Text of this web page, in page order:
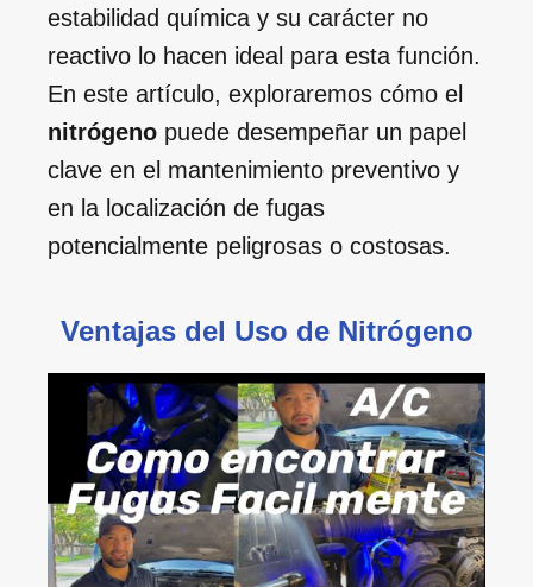
estabilidad química y su carácter no
reactivo lo hacen ideal para esta función.
En este artículo, exploraremos cómo el
nitrógeno puede desempeñar un papel
clave en el mantenimiento preventivo y
en la localización de fugas
potencialmente peligrosas o costosas.
Ventajas del Uso de Nitrógeno